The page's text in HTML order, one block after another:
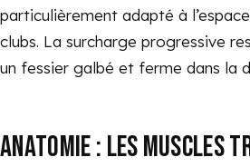
particulièrement adapté à
clubs. La surcharge progressive
un fessier galbé et ferme dans la
ANATOMIE : LES MUSCLES